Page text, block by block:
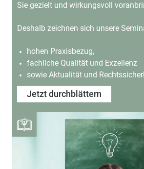
Sie gezielt und wirkungsvoll
Deshalb zeichnen sich unsere
hohen Praxisbezug,
fachliche Qualität und Exzellenz
sowie Aktualität und
Jetzt durchblättern